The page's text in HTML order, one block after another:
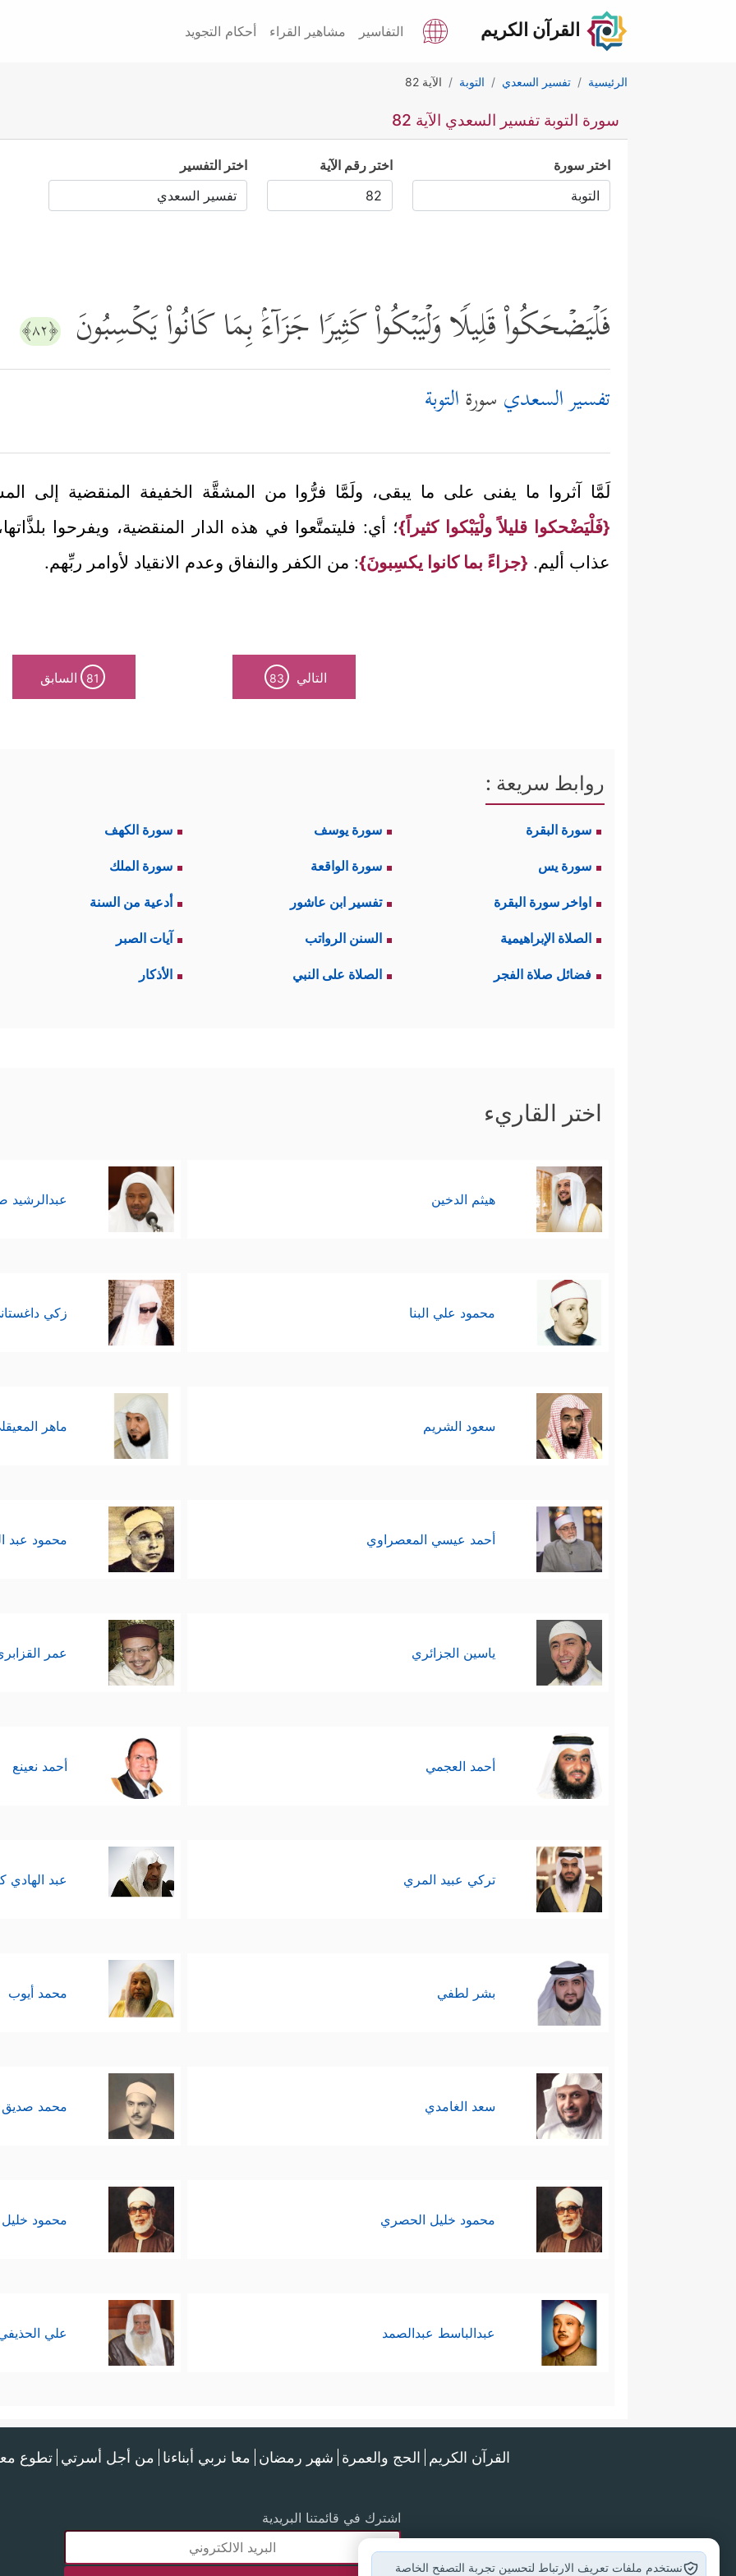
القرآن الكريم التفاسير مشاهير القراء أحكام التجويد
الرئيسية تفسير السعدي التوبة الآية 82
سورة التوبة تفسير السعدي الآية 82
اختر سورة اختر رقم الآية اختر التفسير
فَلۡیَضۡحَكُواْ قَلِیلࣰا وَلۡیَبۡكُواْ كَثِیرࣰا جَزَاۤءَۢ بِمَا كَانُواْ یَكۡسِبُونَ ﴿٨٢﴾
تفسير السعدي سورةالتوبة
لَمَّا آثروا ما يفنى على ما يبقى، ولَمَّا فرُّوا من المشقَّة الخفيفة المنقضية إلى
{فَلْيَضْحكوا قليلاً ولْيَبْكوا كثيراً}؛ أي: فليتمتَّعوا في هذه الدار المنقضية، ويفرحوا
عذاب أليم. {جزاءً بما كانوا يكسِبونَ}: من الكفر والنفاق وعدم الانقياد لأوامر ربِّهم.
التالي 83
81 السابق
روابط سريعة :
سورة البقرة سورة يوسف سورة الكهف
سورة يس سورة الواقعة سورة الملك
اواخر سورة البقرة تفسير ابن عاشور أدعية من السنة
الصلاة الإبراهيمية السنن الرواتب آيات الصبر
فضائل صلاة الفجر الصلاة على النبي الأذكار
اختر القاريء
هيثم الدخين عبدالرشيد
محمود علي البنا زكي
سعود الشريم ماهر
أحمد عيسي المعصراوي محمود عبد
ياسين الجزائري عمر
أحمد العجمي أحمد نعينع
تركي عبيد المري عبد الهادي
بشر لطفي محمد أيوب
سعد الغامدي محمد صديق
محمود خليل الحصري محمود
عبدالباسط عبدالصمد علي
القرآن الكريم الحج والعمرة شهر رمضان معا نربي أبناءنا من أجل أسرتي تطوع
اشترك في قائمتنا البريدية
نستخدم ملفات تعريف الارتباط لتحسين تجربة التصفح الخاصة